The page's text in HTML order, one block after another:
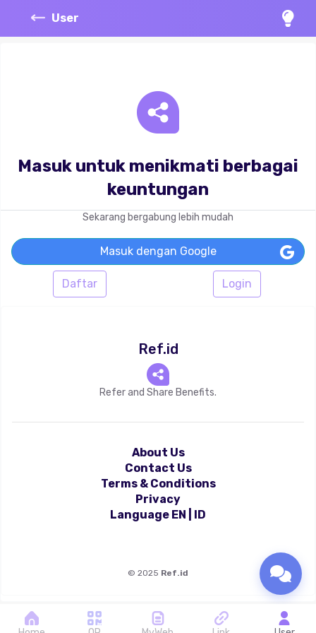
User
Masuk untuk menikmati berbagai
keuntungan
Sekarang bergabung lebih mudah
Masuk dengan Google
Daftar Login
Ref.id
Refer and Share Benefits.
About Us
Contact Us
Terms & Conditions
Privacy
Language EN ID
© 2025 Ref.id